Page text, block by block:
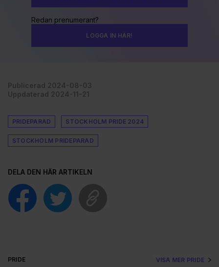
Redan prenumerant?
LOGGA IN HÄR!
Publicerad 2024-08-03
Uppdaterad 2024-11-21
PRIDEPARAD STOCKHOLM PRIDE 2024
STOCKHOLM PRIDEPARAD
DELA DEN HÄR ARTIKELN
PRIDE VISA MER PRIDE